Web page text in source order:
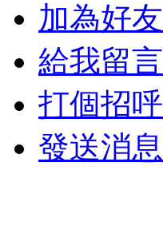
加為好友
給我留言
打個招呼
發送消息